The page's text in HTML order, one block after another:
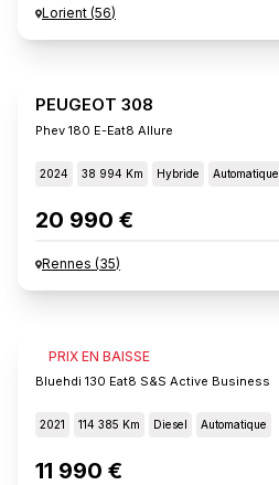
Lorient (56)
PEUGEOT 308
Phev 180 E-Eat8 Allure
2024 38 994 Km Hybride Automatique
20 990 €
Rennes (35)
PRIX EN BAISSE
PEUGEOT 308
Bluehdi 130 Eat8 S&s Active Business
2021 114 385 Km Diesel Automatique
11 990 €